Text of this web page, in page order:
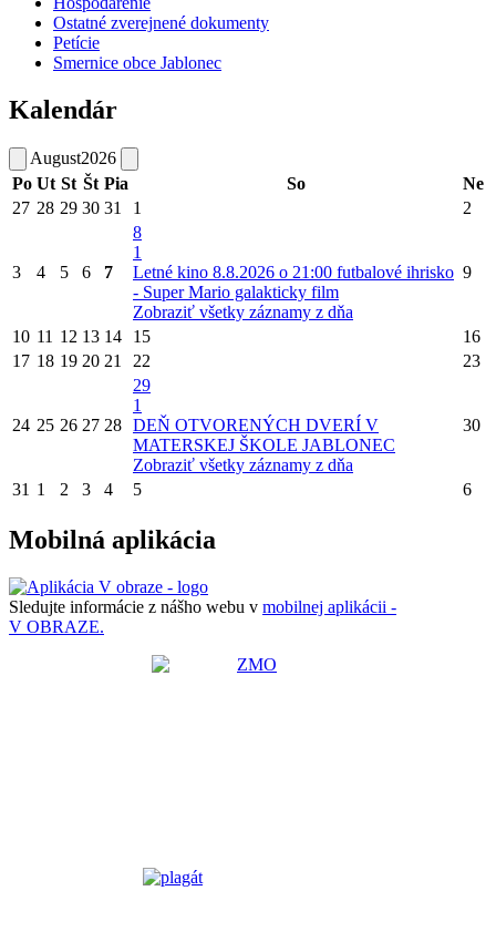
Ostatné zverejnené dokumenty
Petície
Smernice obce Jablonec
Kalendár
August2026
Po Ut St Št Pia So
Ne
27 28 29 30 31 1 2
3 4 5 6 7
8
1
Letné kino 8.8.2026 o 21:00 futbalové ihrisko
- Super Mario galakticky film
Zobraziť všetky záznamy z dňa
9
10 11 12 13 14 15
16
17 18 19 20 21 22 23
24 25 26 27 28
29
1
DEŇ OTVORENÝCH DVERÍ V
MATERSKEJ ŠKOLE JABLONEC
Zobraziť všetky záznamy z dňa
30
31 1 2 3 4 5 6
Mobilná aplikácia
Sledujte informácie z nášho webu v mobilnej aplikácii -
V OBRAZE.